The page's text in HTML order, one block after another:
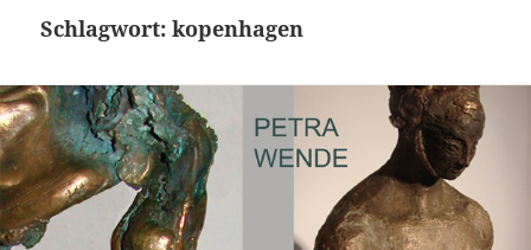
Schlagwort:kopenhagen